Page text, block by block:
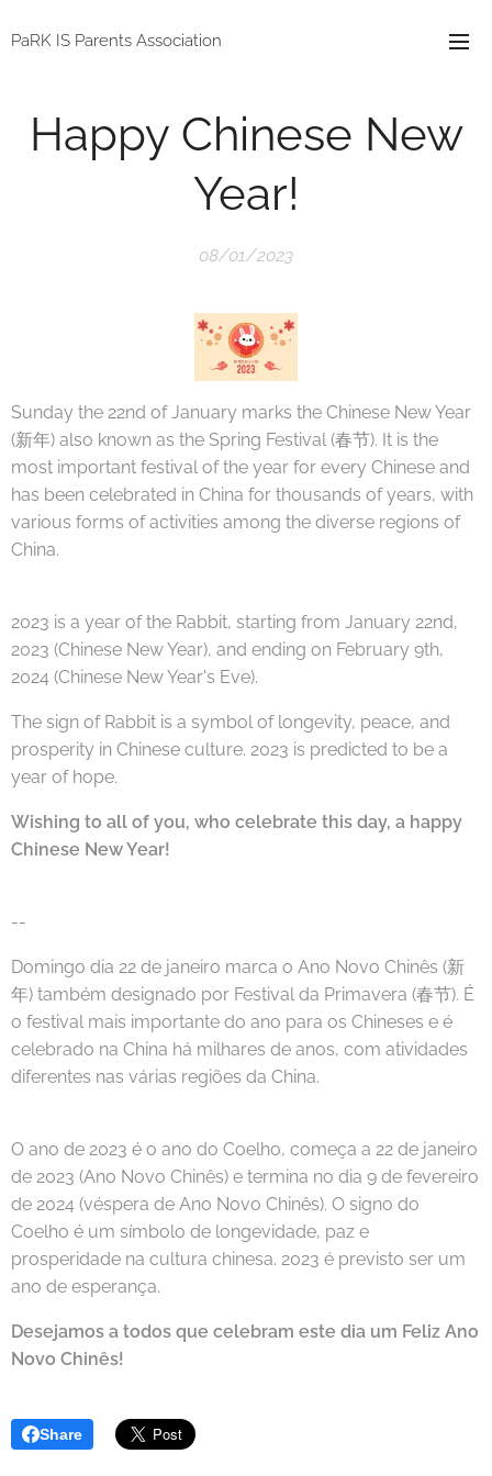
PaRK IS Parents Association
Happy Chinese New
Year!
08/01/2023
Sunday the 22nd of January marks the Chinese New Year
(新年) also known as the Spring Festival (春节). It is the
most important festival of the year for every Chinese and
has been celebrated in China for thousands of years, with
various forms of activities among the diverse regions of
China.
2023 is a year of the Rabbit, starting from January 22nd,
2023 (Chinese New Year), and ending on February 9th,
2024 (Chinese New Year's Eve).
The sign of Rabbit is a symbol of longevity, peace, and
prosperity in Chinese culture. 2023 is predicted to be a
year of hope.
Wishing to all of you, who celebrate this day, a happy
Chinese New Year!
--
Domingo dia 22 de janeiro marca o Ano Novo Chinês (新
年) também designado por Festival da Primavera (春节). É
o festival mais importante do ano para os Chineses e é
celebrado na China há milhares de anos, com atividades
diferentes nas várias regiões da China.
O ano de 2023 é o ano do Coelho, começa a 22 de janeiro
de 2023 (Ano Novo Chinês) e termina no dia 9 de fevereiro
de 2024 (véspera de Ano Novo Chinês). O signo do
Coelho é um símbolo de longevidade, paz e
prosperidade na cultura chinesa. 2023 é previsto ser um
ano de esperança.
Desejamos a todos que celebram este dia um Feliz Ano
Novo Chinês!
Share